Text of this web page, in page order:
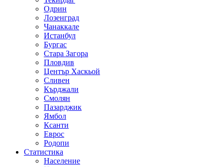
Одрин
Лозенград
Чанаккале
Истанбул
Бургас
Стара Загора
Пловдив
Център Хаскьой
Сливен
Кърджали
Смолян
Пазарджик
Ямбол
Ксанти
Еврос
Родопи
Статистика
Население